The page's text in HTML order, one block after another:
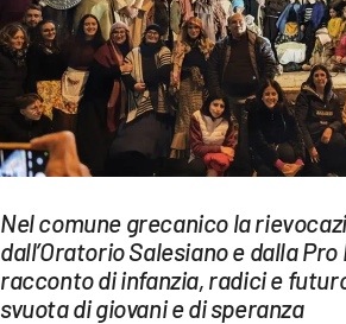
EVENTI
SPORT
Streaming
LAC NETWORK
LAC ONAIR
Nel comune grecanico la
dall’Oratorio Salesiano e dalla
racconto di infanzia, radici e
svuota di giovani e di speranza